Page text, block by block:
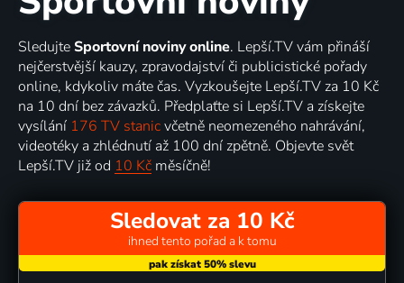
SledujteSportovní noviny online. Lepší.TV vám přináší
nejčerstvější kauzy, zpravodajství či publicistické pořady
online, kdykoliv máte čas. Vyzkoušejte Lepší.TV za 10 Kč
na 10 dní bez závazků. Předplaťte si Lepší.TV a získejte
vysílání 176 TV stanicvčetně neomezeného nahrávání,
videotéky a zhlédnutí až 100 dní zpětně. Objevte svět
Lepší.TV již od 10 Kč měsíčně!
Sledovat za 10 Kč
ihned tento pořad a k tomu